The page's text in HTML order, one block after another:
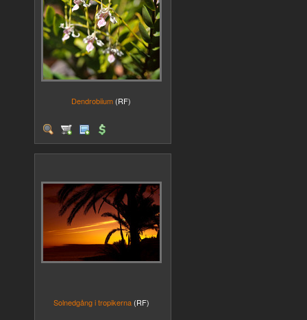
Dendrobiium (RF)
Solnedgång i tropikerna (RF)